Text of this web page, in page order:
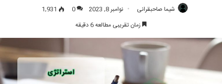
شیما صاحبقرانی نوامبر 8, 2023 0
1,931
زمان تقریبی مطالعه 6 دقیقه